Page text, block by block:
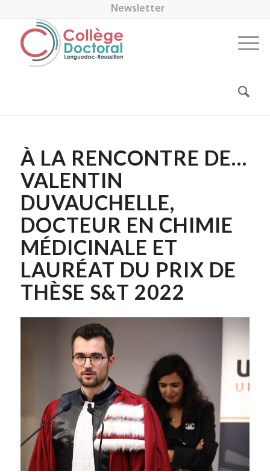
Newsletter
À LA RENCONTRE DE…
VALENTIN
DUVAUCHELLE,
DOCTEUR EN CHIMIE
MÉDICINALE ET
LAURÉAT DU PRIX DE
THÈSE S&T 2022